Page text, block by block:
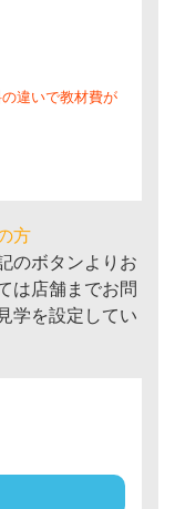
違いで教材費が
方
のボタンよりお
は店舗までお問
学を設定してい